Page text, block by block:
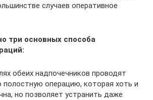
случаев оперативное
три основных способа
обеих надпочечников проводят
операцию, которая хоть и
но позволяет устранить даже